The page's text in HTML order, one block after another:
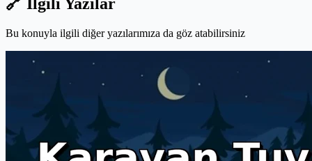
Bu konuyla ilgili diğer yazılarımıza da göz atabilirsiniz